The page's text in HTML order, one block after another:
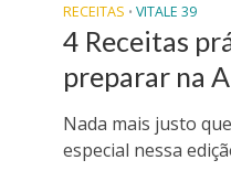
RECEITAS • VITALE 39
4 Receitas
preparar na
Nada mais justo
especial nessa